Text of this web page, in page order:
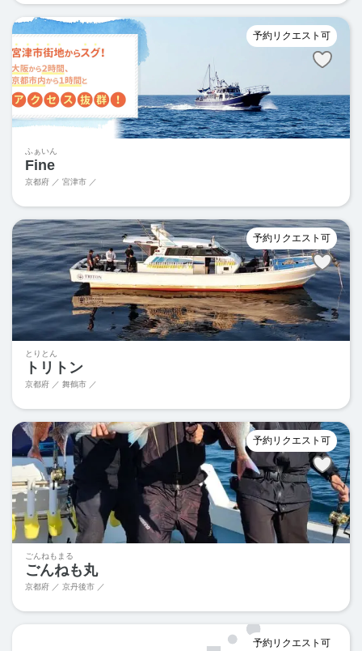
タイラバ 青物ジギング
予約リクエスト可
ふぁいん
Fine
京都府 ／ 宮津市 ／
予約リクエスト可
とりとん
トリトン
京都府 ／ 舞鶴市 ／
予約リクエスト可
ごんねもまる
ごんねも丸
京都府 ／ 京丹後市 ／
予約リクエスト可